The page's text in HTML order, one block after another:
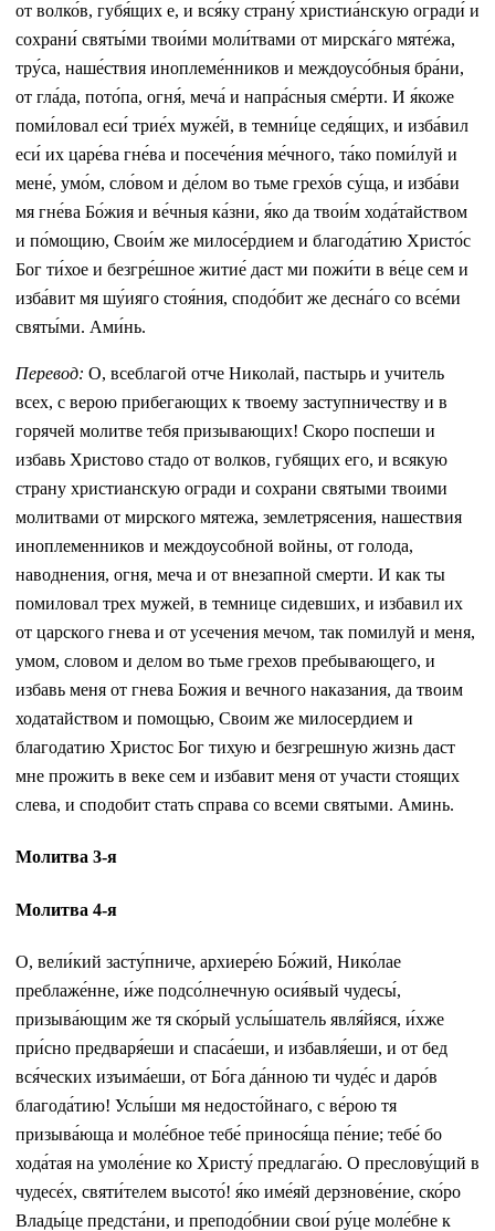
от волко́в, губя́щих е, и вся́ку страну́ христиа́нскую огради́ и
сохрани́ святы́ми твои́ми моли́твами от мирска́го мяте́жа,
тру́са, наше́ствия иноплеме́нников и междоусо́бныя бра́ни,
от гла́да, пото́па, огня́, меча́ и напра́сныя сме́рти. И я́коже
поми́ловал еси́ трие́х муже́й, в темни́це седя́щих, и изба́вил
еси́ их царе́ва гне́ва и посече́ния ме́чного, та́ко поми́луй и
мене́, умо́м, сло́вом и де́лом во тьме грехо́в су́ща, и изба́ви
мя гне́ва Бо́жия и ве́чныя ка́зни, я́ко да твои́м хода́тайством
и по́мощию, Свои́м же милосе́рдием и благода́тию Христо́с
Бог ти́хое и безгре́шное житие́ даст ми пожи́ти в ве́це сем и
изба́вит мя шу́ияго стоя́ния, сподо́бит же десна́го со все́ми
святы́ми. Ами́нь.
Перевод: О, всеблагой отче Николай, пастырь и учитель
всех, с верою прибегающих к твоему заступничеству и в
горячей молитве тебя призывающих! Скоро поспеши и
избавь Христово стадо от волков, губящих его, и всякую
страну христианскую огради и сохрани святыми твоими
молитвами от мирского мятежа, землетрясения, нашествия
иноплеменников и междоусобной войны, от голода,
наводнения, огня, меча и от внезапной смерти. И как ты
помиловал трех мужей, в темнице сидевших, и избавил их
от царского гнева и от усечения мечом, так помилуй и меня,
умом, словом и делом во тьме грехов пребывающего, и
избавь меня от гнева Божия и вечного наказания, да твоим
ходатайством и помощью, Своим же милосердием и
благодатию Христос Бог тихую и безгрешную жизнь даст
мне прожить в веке сем и избавит меня от участи стоящих
слева, и сподобит стать справа со всеми святыми. Аминь.
Молитва 3-я
Молитва 4-я
О, вели́кий засту́пниче, архиере́ю Бо́жий, Нико́лае
преблаже́нне, и́же подсо́лнечную осия́вый чудесы́,
призыва́ющим же тя ско́рый услы́шатель явля́йяся, и́хже
при́сно предваря́еши и спаса́еши, и избавля́еши, и от бед
вся́ческих изъима́еши, от Бо́га да́нною ти чуде́с и даро́в
благода́тию! Услы́ши мя недосто́йнаго, с ве́рою тя
призыва́юща и моле́бное тебе́ принося́ща пе́ние; тебе́ бо
хода́тая на умоле́ние ко Христу́ предлага́ю. О преслову́щий в
чудесе́х, святи́телем высото́! я́ко име́яй дерзнове́ние, ско́ро
Влады́це предста́ни, и преподо́бнии свои́ ру́це моле́бне к